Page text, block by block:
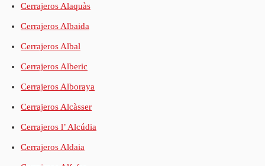
Cerrajeros Alaquàs
Cerrajeros Albaida
Cerrajeros Albal
Cerrajeros Alberic
Cerrajeros Alboraya
Cerrajeros Alcàsser
Cerrajeros l’ Alcúdia
Cerrajeros Aldaia